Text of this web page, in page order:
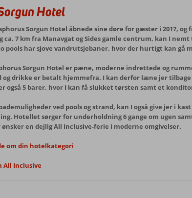
Hotel
Sorgun Hotel åbnede sine døre for gæster i 2017,
ca. 7 km fra Manavgat og Sides gamle centrum, kan I
pools har sjove vandrutsjebaner, hvor der hurtigt kan
Sorgun Hotel er pæne, moderne indrettede og
og drikke er betalt hjemmefra. I kan derfor læne jer
også 5 barer, hvor I kan få slukket tørsten samt et
ved pools og strand, kan I også give jer i
Hotellet sørger for underholdning 6 gange om ugen
en dejlig All Inclusive-ferie i moderne omgivelser.
om din hotelkategori
All Inclusive